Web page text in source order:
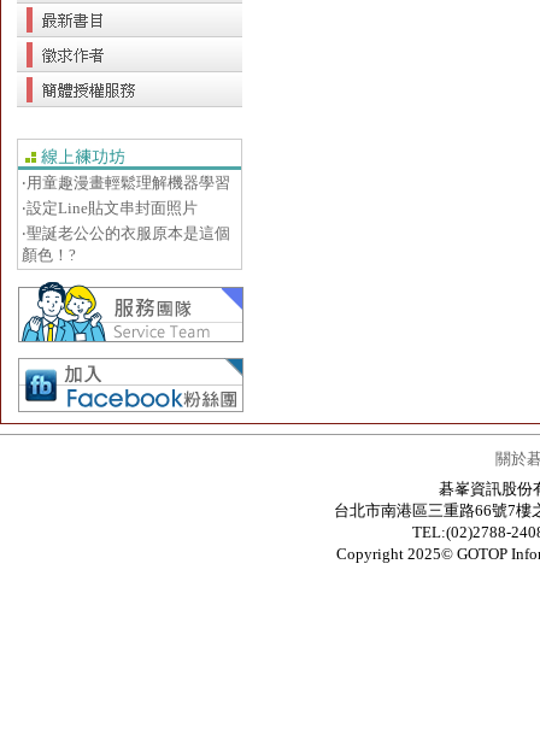
‧用童趣漫畫輕鬆理解機器學習
‧設定Line貼文串封面照片
‧聖誕老公公的衣服原本是這個
顏色！?
關於
碁峯資訊股份
台北市南港區三重路66號7樓
TEL:(02)2788-
Copyright 2025© GOTOP